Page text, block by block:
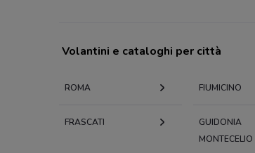
Volantini e cataloghi per città
ROMA FIUMICINO
FRASCATI
GUIDONIA
MONTECELIO